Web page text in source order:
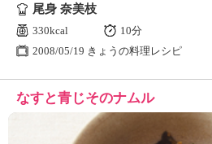
尾身 奈美枝
330kcal
10分
2008/05/19 きょうの料理レシピ
なすと青じそのナムル